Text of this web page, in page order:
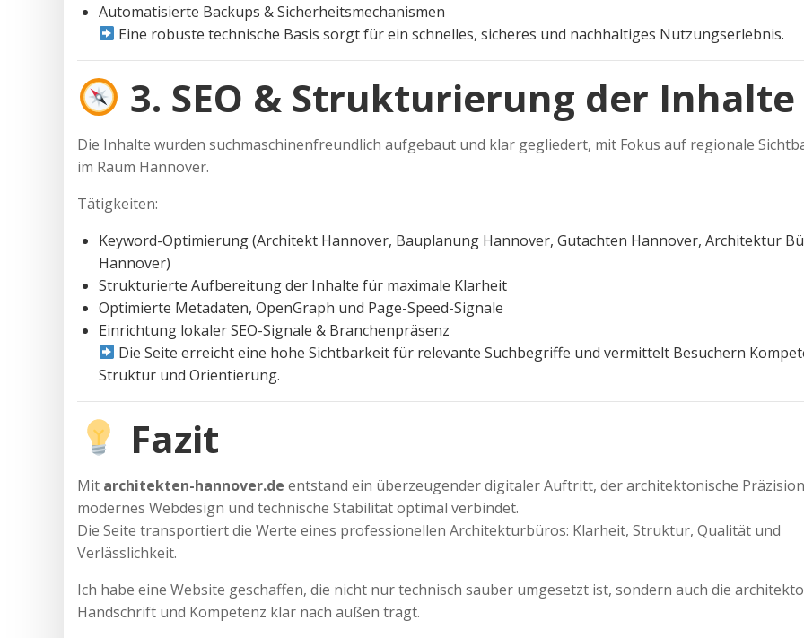
Automatisierte Backups & Sicherheitsmechanismen
Eine robuste technische Basis sorgt für ein schnelles, sicheres und nachhaltiges Nutzungserlebnis.
3. SEO & Strukturierung der Inhalte
Die Inhalte wurden suchmaschinenfreundlich aufgebaut und klar gegliedert, mit Fokus auf regionale
im Raum Hannover.
Tätigkeiten:
Keyword-Optimierung (Architekt Hannover, Bauplanung Hannover, Gutachten Hannover, Architektur
Hannover)
Strukturierte Aufbereitung der Inhalte für maximale Klarheit
Optimierte Metadaten, OpenGraph und Page-Speed-Signale
Einrichtung lokaler SEO-Signale & Branchenpräsenz
Die Seite erreicht eine hohe Sichtbarkeit für relevante Suchbegriffe und vermittelt Besuchern
Struktur und Orientierung.
Fazit
Mit architekten-hannover.de entstand ein überzeugender digitaler Auftritt, der architektonische
modernes Webdesign und technische Stabilität optimal verbindet.
Die Seite transportiert die Werte eines professionellen Architekturbüros: Klarheit, Struktur, Qualität und
Verlässlichkeit.
Ich habe eine Website geschaffen, die nicht nur technisch sauber umgesetzt ist, sondern auch die
Handschrift und Kompetenz klar nach außen trägt.